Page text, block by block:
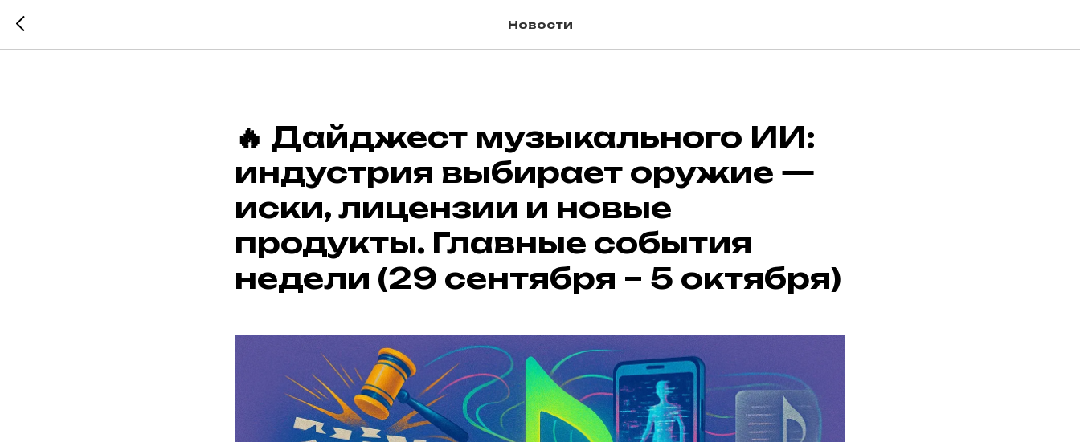
Новости
🔥 Дайджест музыкального ИИ:
индустрия выбирает оружие —
иски, лицензии и новые
продукты. Главные события
недели (29 сентября – 5 октября)